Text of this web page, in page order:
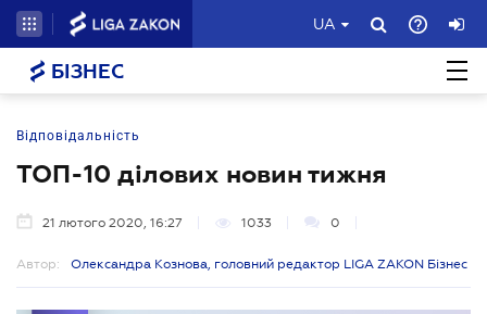
UA
БІЗНЕС
Відповідальність
ТОП-10 ділових новин тижня
21 лютого 2020, 16:27 1033 0
Автор: Олександра Кознова, головний редактор LIGA ZAKON Бізнес